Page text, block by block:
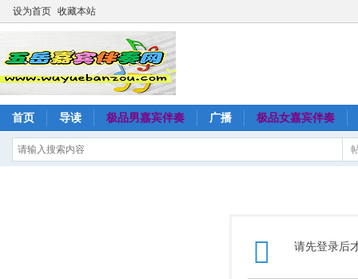
设为首页 收藏本站
首页 导读 极品男嘉宾伴奏 广播 极品女嘉宾伴奏
请先登录后